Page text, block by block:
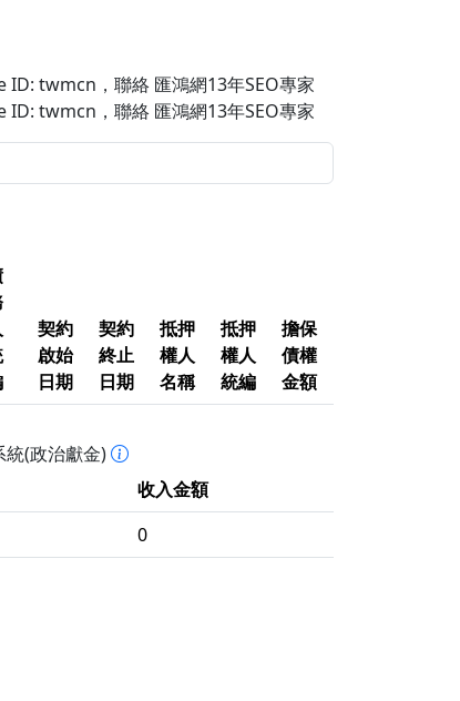
ID: twmcn ，聯絡 匯鴻網13年SEO專家
ID: twmcn ，聯絡 匯鴻網13年SEO專家
契約
啟始
日期
契約
終止
日期
抵押
權人
名稱
抵押
權人
統編
擔保
債權
金額
統(政治獻金)
收入金額
0